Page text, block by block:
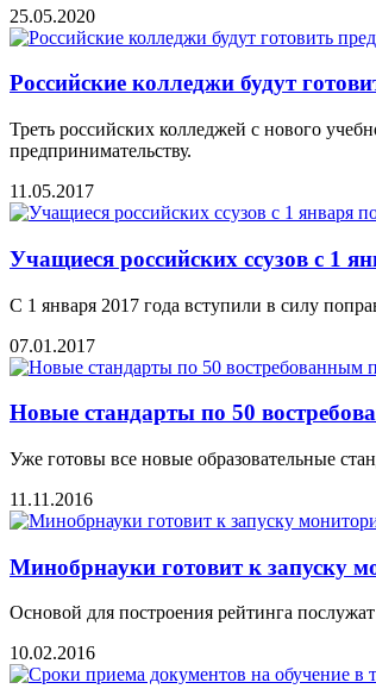
25.05.2020
Российские колледжи будут
Треть российских колледжей с нового
предпринимательству.
11.05.2017
Учащиеся российских ссузов с 1
С 1 января 2017 года вступили в силу
07.01.2017
Новые стандарты по 50
Уже готовы все новые образовательные
11.11.2016
Минобрнауки готовит к запуску
Основой для построения рейтинга
10.02.2016